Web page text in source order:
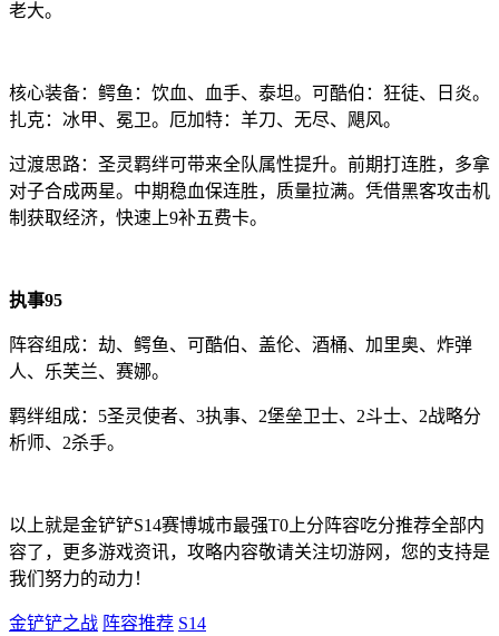
老大。
核心装备：鳄鱼：饮血、血手、泰坦。可酷伯：狂徒、日炎。
扎克：冰甲、冕卫。厄加特：羊刀、无尽、飓风。
过渡思路：圣灵羁绊可带来全队属性提升。前期打连胜，多拿
对子合成两星。中期稳血保连胜，质量拉满。凭借黑客攻击机
制获取经济，快速上9补五费卡。
执事95
阵容组成：劫、鳄鱼、可酷伯、盖伦、酒桶、加里奥、炸弹
人、乐芙兰、赛娜。
羁绊组成：5圣灵使者、3执事、2堡垒卫士、2斗士、2战略分
析师、2杀手。
以上就是金铲铲S14赛博城市最强T0上分阵容吃分推荐全部内
容了，更多游戏资讯，攻略内容敬请关注切游网，您的支持是
我们努力的动力！
金铲铲之战 阵容推荐 S14